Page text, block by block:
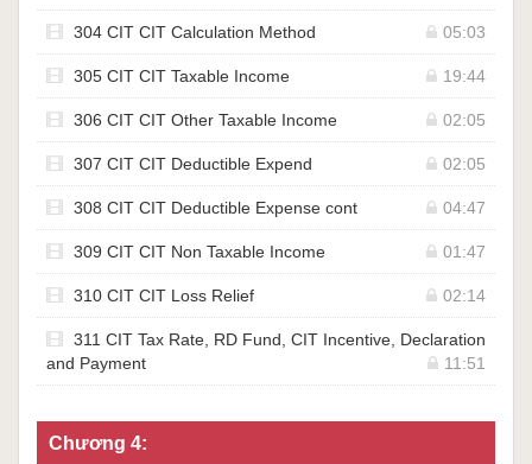
304 CIT CIT Calculation Method 05:03
305 CIT CIT Taxable Income 19:44
306 CIT CIT Other Taxable Income 02:05
307 CIT CIT Deductible Expend 02:05
308 CIT CIT Deductible Expense cont 04:47
309 CIT CIT Non Taxable Income 01:47
310 CIT CIT Loss Relief 02:14
311 CIT Tax Rate, RD Fund, CIT Incentive, Declaration
and Payment
11:51
Chương 4: